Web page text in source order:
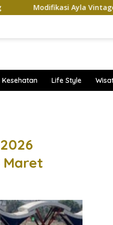
Ayla Vintage dan Gran
Kesehatan Life Style
Maret